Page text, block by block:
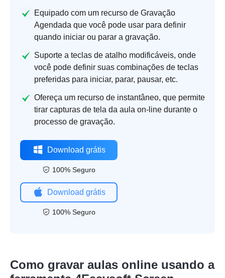
Equipado com um recurso de Gravação
Agendada que você pode usar para definir
quando iniciar ou parar a gravação.
Suporte a teclas de atalho modificáveis, onde
você pode definir suas combinações de teclas
preferidas para iniciar, parar, pausar, etc.
Ofereça um recurso de instantâneo, que permite
tirar capturas de tela da aula on-line durante o
processo de gravação.
Download grátis
100% Seguro
Download grátis
100% Seguro
Como gravar aulas online usando a